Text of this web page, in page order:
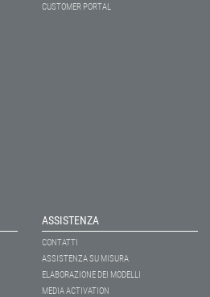
CUSTOMER PORTAL
ASSISTENZA
CONTATTI
ASSISTENZA SU MISURA
ELABORAZIONE DEI MODELLI
MEDIA ACTIVATION